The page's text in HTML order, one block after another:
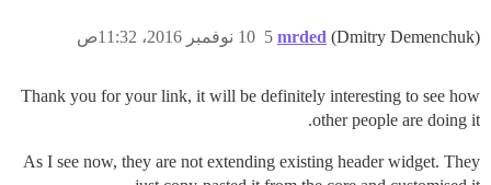
mrded (Dmitry Demenchuk) 10 نوفمبر 2016، 11:32ص 5
Thank you for your link, it will be definitely interesting to see how
other people are doing it.
As I see now, they are not extending existing header widget. They